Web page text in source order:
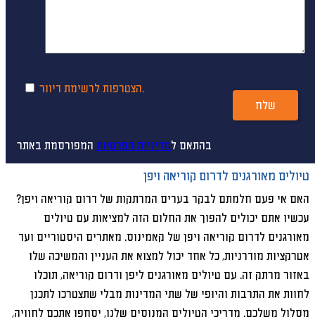
הצטרפות לרשימת דיוור.
שלח
בהתאם למדיניות הפרטיות המפורסמת באתר
טיולים מאורגנים לדרום קוריאה ויפן
האם אי פעם חלמתם לבקר בערים המרתקות של דרום קוריאה ויפן?
עכשיו אתם יכולים להפוך את החלום הזה למציאות עם טיולים
מאורגנים לדרום קוריאה ויפן של קאמינוס. מאתרים היסטוריים ועד
אטרקציות מודרניות, כל אחד יכול למצוא את העניין והמשיכה שלו
באזור מרתק זה. עם טיולים מאורגנים ליפן ודרום קוריאה, תוכלו
לחוות את התרבות והיופי של שתי המדינות מבלי שתצטרכו לתכנן
מסלול משלכם. מדריכי הטיולים המנוסים שלנו, יסחפו אתכם לחוויה,